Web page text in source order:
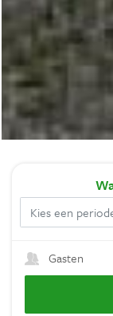
Gasten